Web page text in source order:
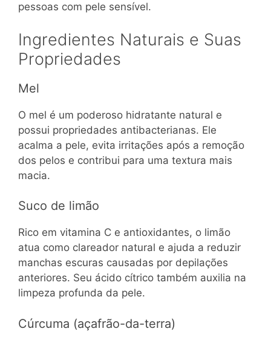
pessoas com pele sensível.
Ingredientes Naturais e Suas
Propriedades
Mel
O mel é um poderoso hidratante natural e
possui propriedades antibacterianas. Ele
acalma a pele, evita irritações após a remoção
dos pelos e contribui para uma textura mais
macia.
Suco de limão
Rico em vitamina C e antioxidantes, o limão
atua como clareador natural e ajuda a reduzir
manchas escuras causadas por depilações
anteriores. Seu ácido cítrico também auxilia na
limpeza profunda da pele.
Cúrcuma (açafrão-da-terra)